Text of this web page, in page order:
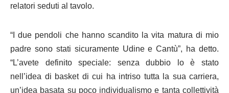
relatori seduti al tavolo.
“I due pendoli che hanno scandito la vita matura di mio
padre sono stati sicuramente Udine e Cantù”, ha detto.
“L’avete definito speciale: senza dubbio lo è stato
nell’idea di basket di cui ha intriso tutta la sua carriera,
un’idea basata su poco individualismo e tanta collettività